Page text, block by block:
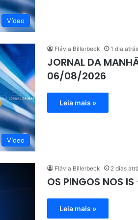
Vídeo
Vídeo
Flávia Billerbeck 1 dia atrás
JORNAL DA
06/08/2026
Leia mais »
Flávia Billerbeck 2 dias
OS PINGOS NOS
Leia mais »